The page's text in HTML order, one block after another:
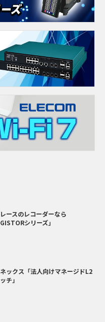
ースのレコーダーなら
シリーズ」
ックス「法人向けマネージドL2
チ」